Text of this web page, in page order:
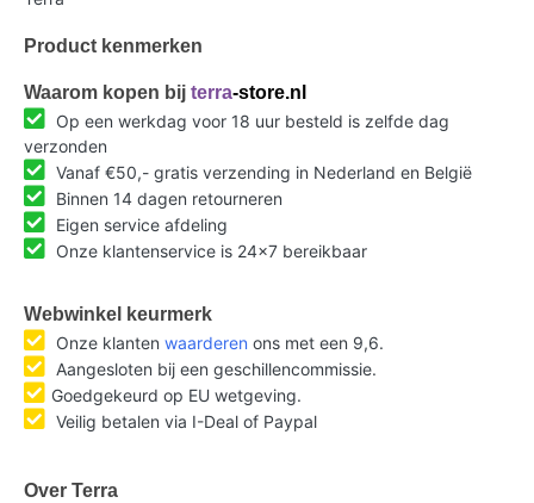
Product kenmerken
Waarom kopen bij terra-store.nl
Op een werkdag voor 18 uur besteld is zelfde dag
verzonden
Vanaf €50,- gratis verzending in Nederland en België
Binnen 14 dagen retourneren
Eigen service afdeling
Onze klantenservice is 24x7 bereikbaar
Webwinkel keurmerk
Onze klanten waarderen ons met een 9,6.
Aangesloten bij een geschillencommissie.
Goedgekeurd op EU wetgeving.
Veilig betalen via I-Deal of Paypal
Over Terra